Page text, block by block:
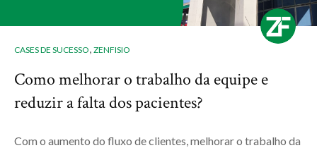
CASES DE SUCESSO, ZENFISIO
Como melhorar o trabalho da equipe e
reduzir a falta dos pacientes?
Com o aumento do fluxo de clientes, melhorar o trabalho da